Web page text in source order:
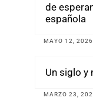
de
española
MAYO 12, 2026
Un siglo y
MARZO 23,